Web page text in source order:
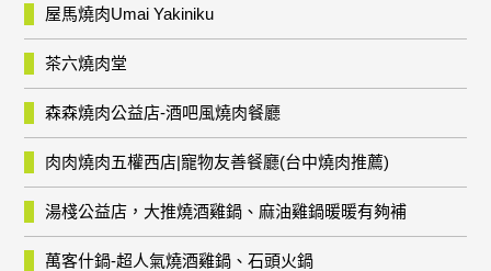
屋馬燒肉Umai Yakiniku
茶六燒肉堂
森森燒肉公益店-酒吧風燒肉餐廳
肉肉燒肉五權西店|寵物友善餐廳(台中燒肉推薦)
湯棧公益店，大推燒酒雞鍋、麻油雞鍋暖暖有夠補
萬客什鍋-超人氣燒酒雞鍋、石頭火鍋